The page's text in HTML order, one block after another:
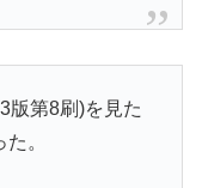
版第8刷)を見た
。